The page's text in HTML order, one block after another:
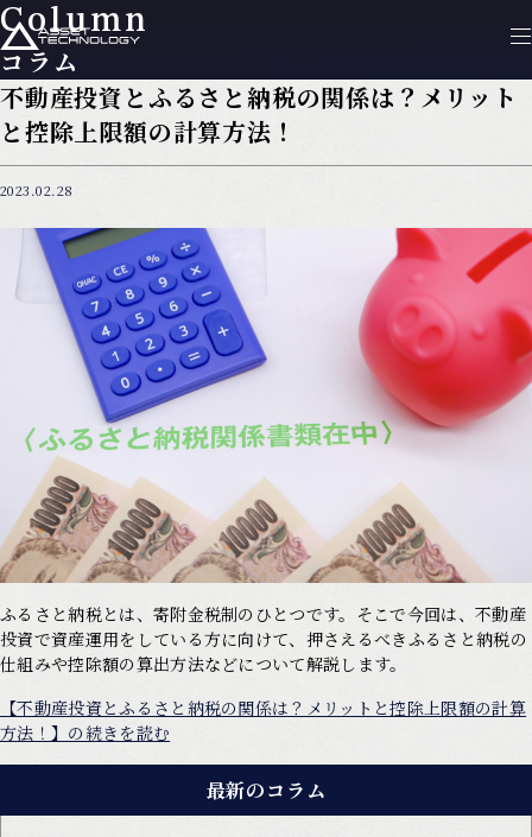
Column
コラム
不動産投資とふるさと納税の関係は？メリット
と控除上限額の計算方法！
2023.02.28
ふるさと納税とは、寄附金税制のひとつです。そこで今回は、不動産
投資で資産運用をしている方に向けて、押さえるべきふるさと納税の
仕組みや控除額の算出方法などについて解説します。
【不動産投資とふるさと納税の関係は？メリットと控除上限額の計算
方法！】の続きを読む
最新のコラム